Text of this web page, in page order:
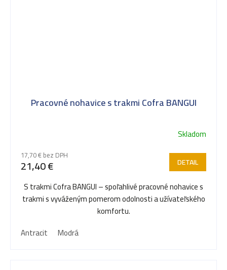
Pracovné nohavice s trakmi Cofra BANGUI
Skladom
17,70 € bez DPH
21,40 € DETAIL
S trakmi Cofra BANGUI – spoľahlivé pracovné nohavice s
trakmi s vyváženým pomerom odolnosti a užívateľského
komfortu.
Antracit
Modrá